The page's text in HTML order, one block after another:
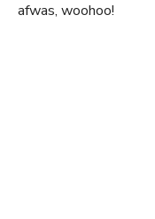
afwas, woohoo!